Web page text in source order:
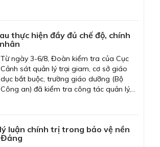
thực hiện đầy đủ chế độ, chính
Từ ngày 3-6/8, Đoàn kiểm tra của Cục
Cảnh sát quản lý trại giam, cơ sở giáo
dục bắt buộc, trường giáo dưỡng (Bộ
Công an) đã kiểm tra công tác quản lý,
luận chính trị trong bảo vệ nền